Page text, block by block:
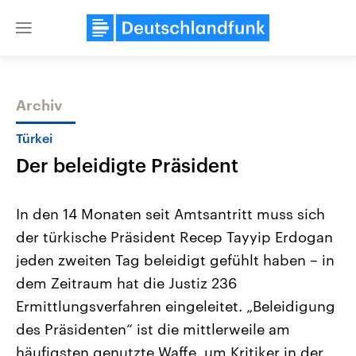
Close
Themen
Landtagswahl Sachsen-Anhalt
2026
Alle Informationen
Sachsen-Anhalt wählt am 6.
September 2026 einen neuen
Bundesland von einer Koalition aus
USA
Aktuelle Beiträge,
Hintergründe
Wirtschaftlich und
gehören die Vereinigten
mit großem Einfluss auf
Archiv
Türkei
Der beleidigte Präsident
In den 14 Monaten seit Amtsantritt muss sich
der türkische Präsident Recep Tayyip Erdogan
jeden zweiten Tag beleidigt gefühlt haben – in
dem Zeitraum hat die Justiz 236
Ermittlungsverfahren eingeleitet. „Beleidigung
des Präsidenten“ ist die mittlerweile am
häufigsten genutzte Waffe, um Kritiker in der